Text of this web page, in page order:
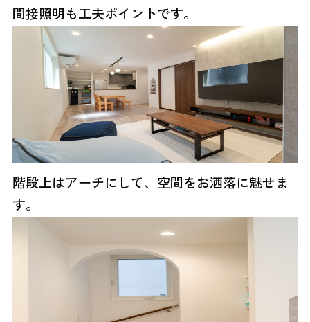
間接照明も工夫ポイントです。
階段上はアーチにして、空間をお洒落に魅せま
す。